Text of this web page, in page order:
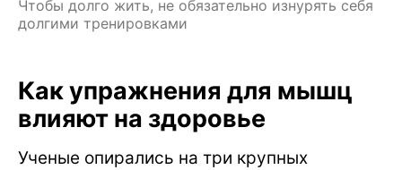
Чтобы долго жить, не обязательно изнурять себя
долгими тренировками
Как упражнения для мышц
влияют на здоровье
Ученые опирались на три крупных